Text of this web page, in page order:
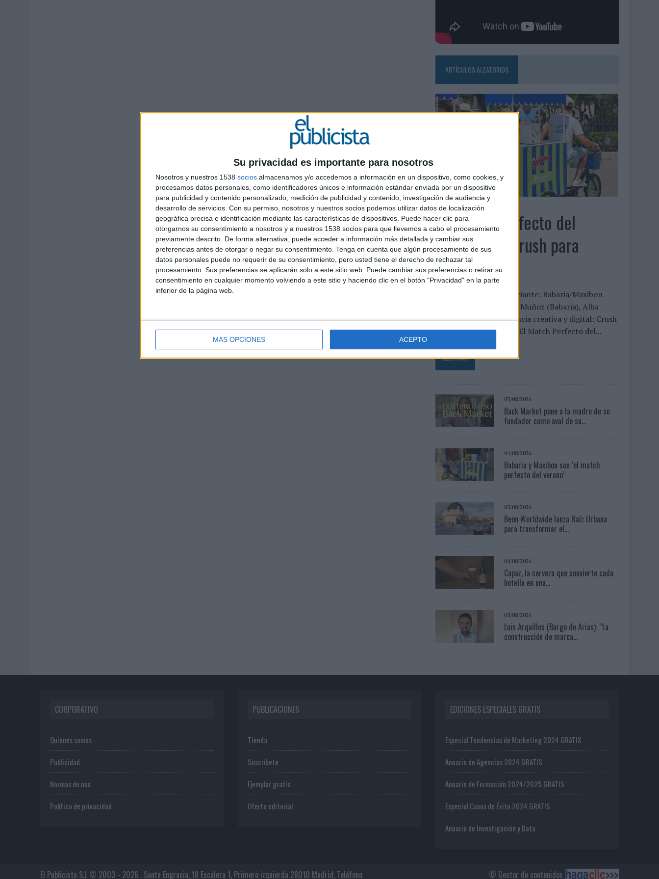
Su privacidad es importante para nosotros
Nosotros y nuestros 1538 socios almacenamos y/o accedemos a información en un dispositivo, como cookies, y
procesamos datos personales, como identificadores únicos e información estándar enviada por un dispositivo
para publicidad y contenido personalizado, medición de publicidad y contenido, investigación de audiencia y
desarrollo de servicios. Con su permiso, nosotros y nuestros socios podemos utilizar datos de localización
geográfica precisa e identificación mediante las características de dispositivos. Puede hacer clic para
otorgarnos su consentimiento a nosotros y a nuestros 1538 socios para que llevemos a cabo el procesamiento
previamente descrito. De forma alternativa, puede acceder a información más detallada y cambiar sus
preferencias antes de otorgar o negar su consentimiento. Tenga en cuenta que algún procesamiento de sus
datos personales puede no requerir de su consentimiento, pero usted tiene el derecho de rechazar tal
procesamiento. Sus preferencias se aplicarán solo a este sitio web. Puede cambiar sus preferencias o retirar su
consentimiento en cualquier momento volviendo a este sitio y haciendo clic en el botón "Privacidad" en la parte
inferior de la página web.
MÁS OPCIONES ACEPTO
ARTÍCULOS ALEATORIOS
‘El Match Perfecto del
Verano’, de Crush para
Maxibon
FICHA TÉCNICA Anunciante: Babaria/Maxibon
Contacto cliente: Silvia Muñoz (Babaria), Alba
Rodrigo (Maxibon) Agencia creativa y digital: Crush
Título de la campaña: “El Match Perfecto del...
LEER MÁS
03/08/2026
Back Market pone a la madre de su
fundador como aval de su...
04/08/2026
Babaria y Maxibon son ‘el match
perfecto del verano’
05/08/2026
Beon Worldwide lanza Raíz Urbana
para transformar el...
04/08/2026
Capaz, la cerveza que convierte cada
botella en una...
05/08/2026
Luis Arquillos (Burgo de Arias): “La
construcción de marca...
CORPORATIVO
Quienes somos
Publicidad
Normas de uso
Política de privacidad
PUBLICACIONES
Tienda
Suscríbete
Ejemplar gratis
Oferta editorial
EDICIONES ESPECIALES GRATIS
Especial Tendencias de Marketing 2024 GRATIS
Anuario de Agencias 2024 GRATIS
Anuario de Formación 2024/2025 GRATIS
Especial Casos de Éxito 2024 GRATIS
Anuario de Investigación y Data
© Gestor de contenidos
El Publicista S.L © 2003 - 2026 . Santa Engracia, 18 Escalera 1, Primero izquierda 28010 Madrid. Teléfono